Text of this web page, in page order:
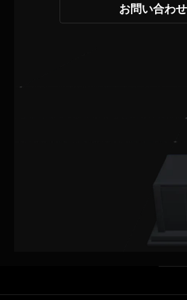
お問い合わせ